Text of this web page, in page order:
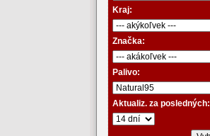
Kraj:
Značka:
Palivo:
Aktualiz. za posledných: